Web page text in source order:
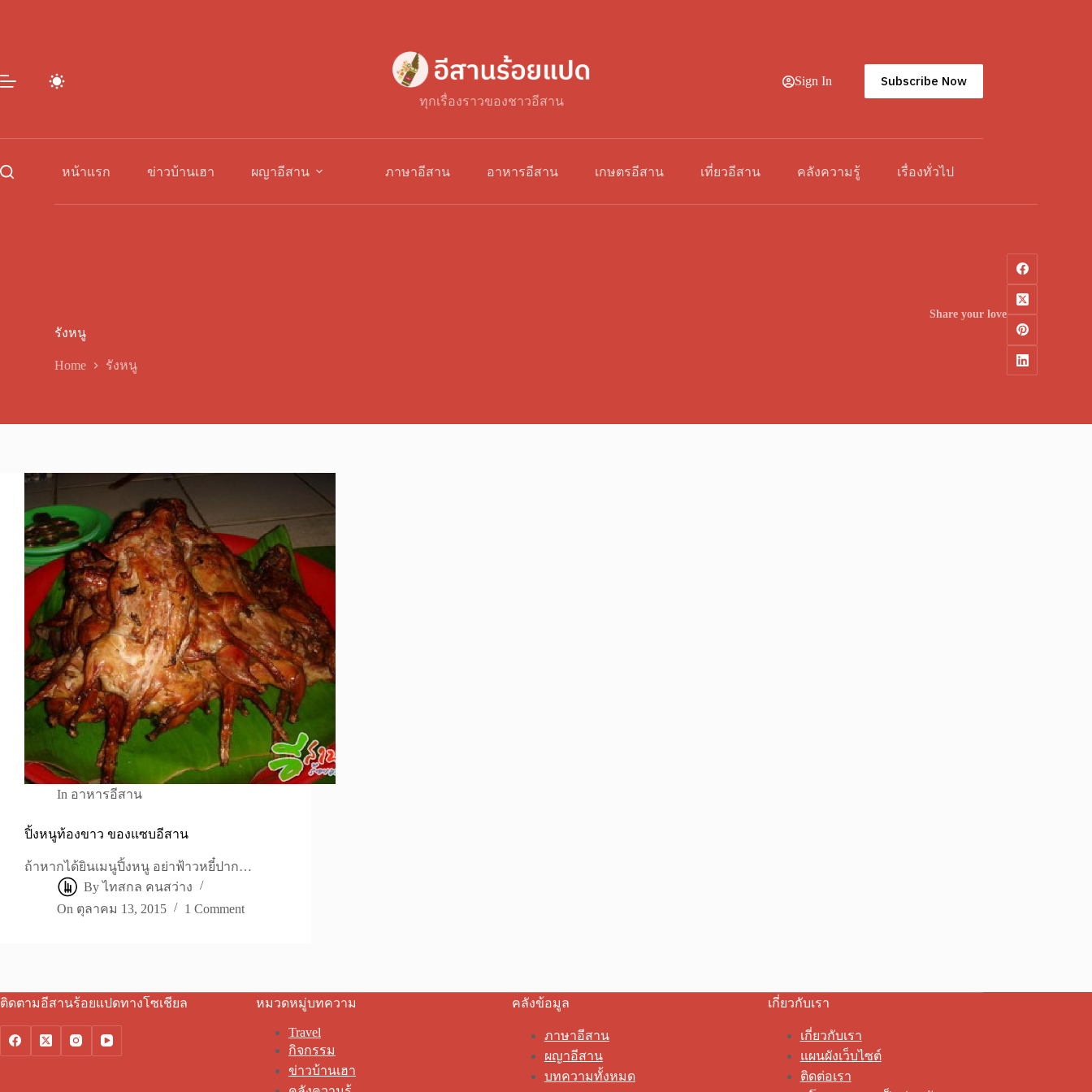
ทุกเรื่องราวของชาวอีสาน
Sign In Subscribe Now
หน้าแรก ข่าวบ้านเฮา ผญาอีสาน ภาษาอีสาน อาหารอีสาน เกษตรอีสาน เที่ยวอีสาน คลังความรู้ เรื่องทั่วไป
รังหนู
Home รังหนู
Share your love
In อาหารอีสาน
ปิ้งหนูท้องขาว ของแซบอีสาน
ถ้าหากได้ยินเมนูปิ้งหนู อย่าฟ้าวหยี๋ปาก…
By ไทสกล คนสว่าง
On ตุลาคม 13, 2015 1 Comment
ติดตามอีสานร้อยแปดทางโซเชียล หมวดหมู่บทความ
Travel
กิจกรรม
ข่าวบ้านเฮา
คลังข้อมูล
ภาษาอีสาน
ผญาอีสาน
บทความทั้งหมด
เกี่ยวกับเรา
เกี่ยวกับเรา
แผนผังเว็บไซต์
ติดต่อเรา